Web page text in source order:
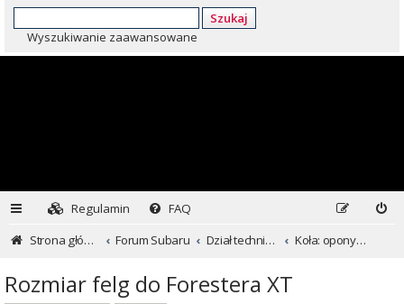
Szukaj
Wyszukiwanie zaawansowane
Regulamin
FAQ
Strona główna
Forum Subaru Dział techniczny ...czyli dla kochających inaczej Koła: opony i felgi
Rozmiar felg do Forestera XT